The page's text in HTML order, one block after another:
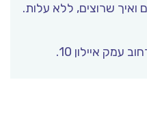
ואיך שרוצים, ללא עלות.
איילון 10.